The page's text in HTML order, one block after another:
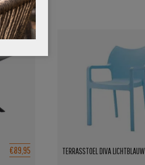
€89,95 TERRASSTOEL DIVA LICHTBLAUW